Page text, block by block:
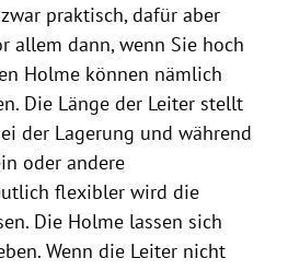
praktisch, dafür aber
allem dann, wenn Sie hoch
Holme können nämlich
Die Länge der Leiter stellt
der Lagerung und während
oder andere
flexibler wird die
Die Holme lassen sich
Wenn die Leiter nicht